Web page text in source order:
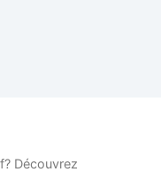
Découvrez